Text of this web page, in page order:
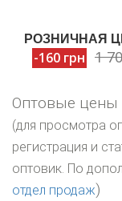
РОЗНИЧНАЯ
-160 грн 1
Оптовые цены
(для просмотра
регистрация и
оптовик. По
отдел продаж)